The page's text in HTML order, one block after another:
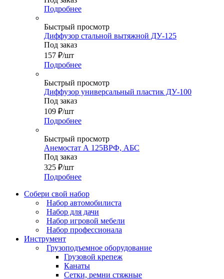
Подробнее
Быстрый просмотр
Диффузор стальной вытяжной ДУ-125
Под заказ
157 ₽/шт
Подробнее
Быстрый просмотр
Диффузор универсальный пластик ДУ-100
Под заказ
109 ₽/шт
Подробнее
Быстрый просмотр
Анемостат А 125ВРФ, АБС
Под заказ
325 ₽/шт
Подробнее
Собери свой набор
Набор автомобилиста
Набор для дачи
Набор игровой мебели
Набор профессионала
Инструмент
Грузоподъемное оборудование
Грузовой крепеж
Канаты
Сетки, ремни стяжные